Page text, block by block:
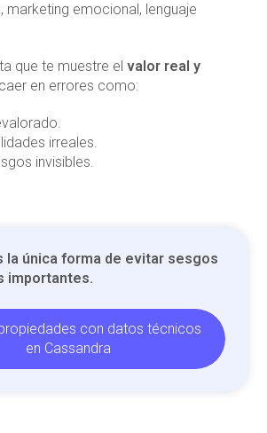
marketing emocional, lenguaje
que te muestre elvalor real y
en errores como:
irreales.
invisibles.
la única forma de evitar sesgos
importantes.
con datos técnicos
en Cassandra